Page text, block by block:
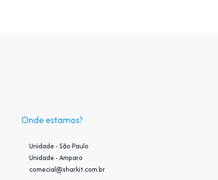
Onde estamos?
Unidade - São Paulo
Unidade - Amparo
comecial@sharkit.com.br